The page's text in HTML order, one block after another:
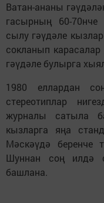
Ватан-ананы
гасырның 60-
сылу гәүдәле
сокланып
гәүдәле булырга
1980 еллардан
стереотиплар
журналы сатыла
кызларга яңа
Мәскәүдә беренче
Шуннан соң илдә
башлана.